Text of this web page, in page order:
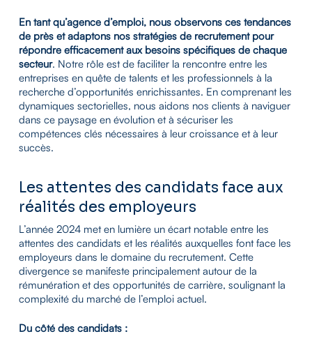
En tant qu’agence d’emploi, nous observons ces tendances
de près et adaptons nos stratégies de recrutement pour
répondre efficacement aux besoins spécifiques de chaque
secteur. Notre rôle est de faciliter la rencontre entre les
entreprises en quête de talents et les professionnels à la
recherche d’opportunités enrichissantes. En comprenant les
dynamiques sectorielles, nous aidons nos clients à naviguer
dans ce paysage en évolution et à sécuriser les
compétences clés nécessaires à leur croissance et à leur
succès.
Les attentes des candidats face aux
réalités des employeurs
L’année 2024 met en lumière un écart notable entre les
attentes des candidats et les réalités auxquelles font face les
employeurs dans le domaine du recrutement. Cette
divergence se manifeste principalement autour de la
rémunération et des opportunités de carrière, soulignant la
complexité du marché de l’emploi actuel.
Du côté des candidats :